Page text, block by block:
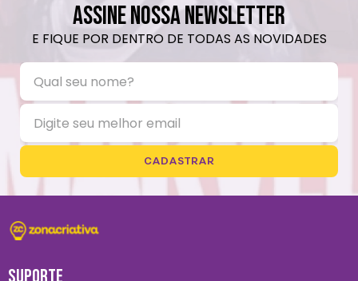
ASSINE NOSSA NEWSLETTER
E FIQUE POR DENTRO DE TODAS AS NOVIDADES
CADASTRAR